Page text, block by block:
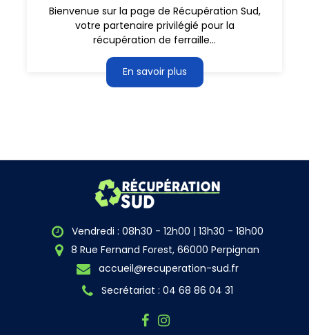
Bienvenue sur la page de Récupération Sud,
votre partenaire privilégié pour la
récupération de ferraille...
En savoir plus
Vendredi : 08h30 - 12h00 | 13h30 - 18h00
8 Rue Fernand Forest, 66000 Perpignan
accueil@recuperation-sud.fr
Secrétariat : 04 68 86 04 31